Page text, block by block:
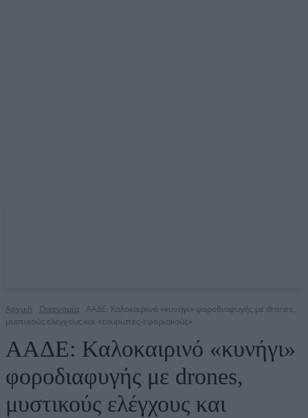
Αρχική Οικονομία ΑΑΔΕ: Καλοκαιρινό «κυνήγι» φοροδιαφυγής με drones,
μυστικούς ελέγχους και «τουρίστες-εφοριακούς»
ΑΑΔΕ: Καλοκαιρινό «κυνήγι»
φοροδιαφυγής με drones,
μυστικούς ελέγχους και